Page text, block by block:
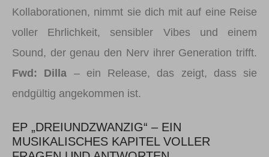
Kollaborationen, nimmt sie dich mit auf eine Reise
voller Ehrlichkeit, sensibler Vibes und einem
Sound, der genau den Nerv ihrer Generation trifft.
Fwd: Dilla – ein Release, das zeigt, dass sie
endgültig angekommen ist.
EP „DREIUNDZWANZIG“ – EIN
MUSIKALISCHES KAPITEL VOLLER